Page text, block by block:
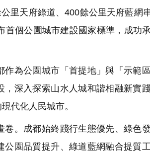
里天府綠道、400餘公里天府藍網
首個公園城市建設國家標準，成功
為公園城市「首提地」與「示範
深入探索山水人城和諧相融新實
代化人民城市。
。成都始終踐行生態優先、綠色
園品質提升、綠道藍網融合提質